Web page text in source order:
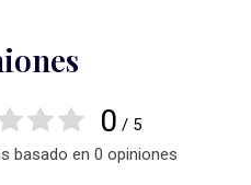
0 / 5
basado en 0 opiniones